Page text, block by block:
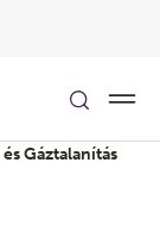
Gáztalanítás